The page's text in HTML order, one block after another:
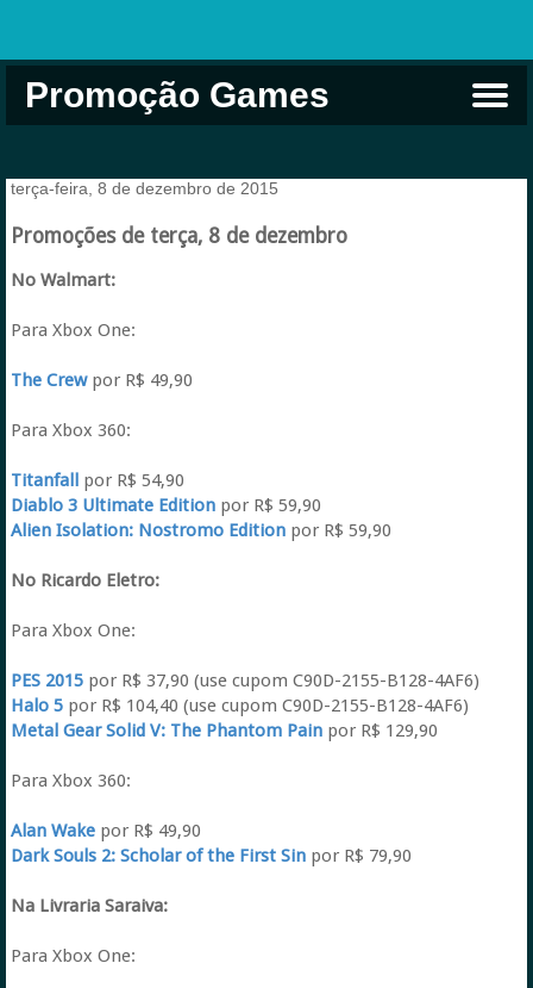
Promoção Games
terça-feira, 8 de dezembro de 2015
Promoções de terça, 8 de dezembro
No Walmart:
Para Xbox One:
The Crewpor R$ 49,90
Para Xbox 360:
Titanfall por R$ 54,90
Diablo 3 Ultimate Editionpor R$ 59,90
Alien Isolation: Nostromo Editionpor R$ 59,90
No Ricardo Eletro:
Para Xbox One:
PES 2015por R$ 37,90 (use cupom C90D-2155-B128-4AF6)
Halo 5por R$ 104,40 (use cupom C90D-2155-B128-4AF6)
Metal Gear Solid V: The Phantom Painpor R$ 129,90
Para Xbox 360:
Alan Wakepor R$ 49,90
Dark Souls 2: Scholar of the First Sinpor R$ 79,90
Na Livraria Saraiva:
Para Xbox One: